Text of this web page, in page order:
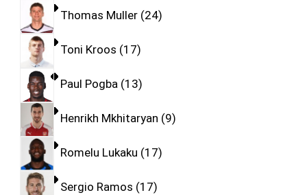
Thomas Muller 24
Toni Kroos 17
Paul Pogba 13
Henrikh Mkhitaryan 9
Romelu Lukaku 17
Sergio Ramos 17